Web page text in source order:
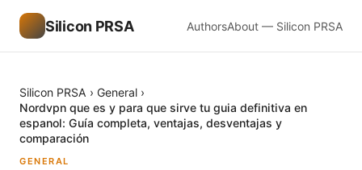
Silicon PRSA AuthorsAbout — Silicon PRSA
Silicon PRSA › General ›
Nordvpn que es y para que sirve tu guia definitiva en
espanol: Guía completa, ventajas, desventajas y
comparación
GENERAL